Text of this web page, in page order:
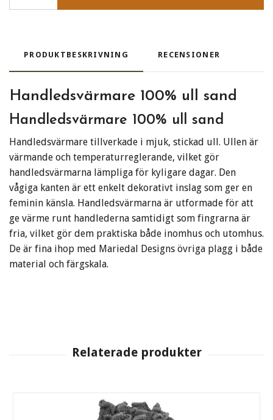
PRODUKTBESKRIVNING RECENSIONER
Handledsvärmare 100% ull sand
Handledsvärmare 100% ull sand
Handledsvärmare tillverkade i mjuk, stickad ull. Ullen är
värmande och temperaturreglerande, vilket gör
handledsvärmarna lämpliga för kyligare dagar. Den
vågiga kanten är ett enkelt dekorativt inslag som ger en
feminin känsla. Handledsvärmarna är utformade för att
ge värme runt handlederna samtidigt som fingrarna är
fria, vilket gör dem praktiska både inomhus och utomhus.
De är fina ihop med Mariedal Designs övriga plagg i både
material och färgskala.